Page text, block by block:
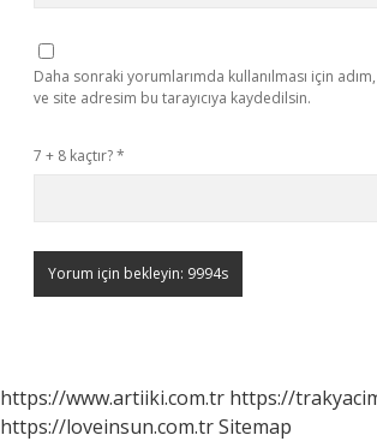
Daha sonraki yorumlarımda kullanılması için
ve site adresim bu tarayıcıya kaydedilsin.
7 + 8 kaçtır?*
https://www.artiiki.com.tr https://
https://loveinsun.com.trSitemap